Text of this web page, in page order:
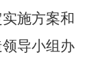
施方案和
导小组办